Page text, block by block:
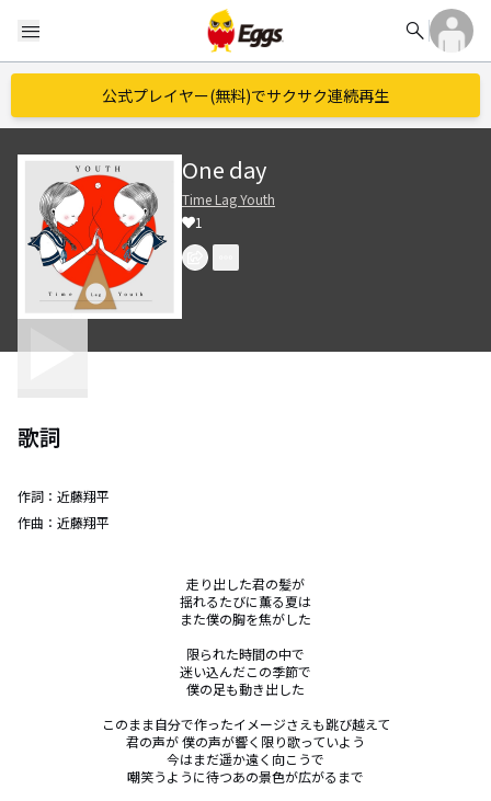
menu search
公式プレイヤー(無料)でサクサク連続再生
One day
Time Lag Youth
1
歌詞
作詞： 近藤翔平
作曲： 近藤翔平
走り出した君の髪が
揺れるたびに薫る夏は
また僕の胸を焦がした
限られた時間の中で
迷い込んだこの季節で
僕の足も動き出した
このまま自分で作ったイメージさえも跳び越えて
君の声が 僕の声が響く限り歌っていよう
今はまだ遥か遠く向こうで
嘲笑うように待つあの景色が広がるまで